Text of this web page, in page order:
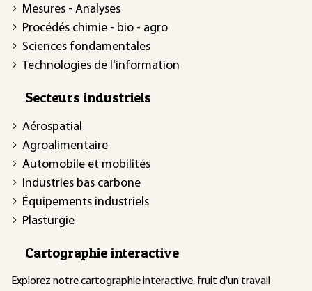
Mesures - Analyses
Procédés chimie - bio - agro
Sciences fondamentales
Technologies de l'information
Secteurs industriels
Aérospatial
Agroalimentaire
Automobile et mobilités
Industries bas carbone
Équipements industriels
Plasturgie
Cartographie interactive
Explorez notrecartographie interactive, fruit d'un travail